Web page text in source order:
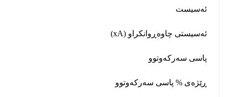
ئەسیست
ئەسیستی چاوەڕوانکراو (xA)
پاسی سەرکەوتوو
ڕێژەی % پاسی سەرکەوتوو